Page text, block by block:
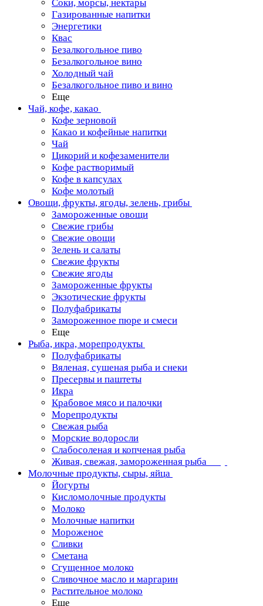
Соки, морсы, нектары
Газированные напитки
Энергетики
Квас
Безалкогольное пиво
Безалкогольное вино
Холодный чай
Безалкогольное пиво и вино
Еще
Чай, кофе, какао
Кофе зерновой
Какао и кофейные напитки
Чай
Цикорий и кофезаменители
Кофе растворимый
Кофе в капсулах
Кофе молотый
Овощи, фрукты, ягоды, зелень, грибы
Замороженные овощи
Свежие грибы
Свежие овощи
Зелень и салаты
Свежие фрукты
Свежие ягоды
Замороженные фрукты
Экзотические фрукты
Полуфабрикаты
Замороженное пюре и смеси
Еще
Рыба, икра, морепродукты
Полуфабрикаты
Вяленая, сушеная рыба и снеки
Пресервы и паштеты
Икра
Крабовое мясо и палочки
Морепродукты
Свежая рыба
Морские водоросли
Слабосоленая и копченая рыба
Живая, свежая, замороженная рыба
Молочные продукты, сыры, яйца
Йогурты
Кисломолочные продукты
Молоко
Молочные напитки
Мороженое
Сливки
Сметана
Сгущенное молоко
Сливочное масло и маргарин
Растительное молоко
Еще